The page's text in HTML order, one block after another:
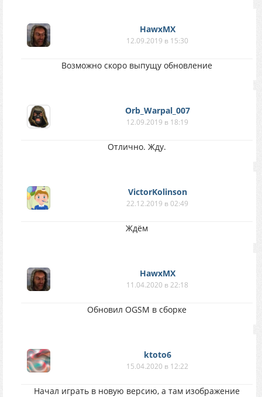
HawxMX
12.09.2019 в 15:30
Возможно скоро выпущу обновление
Orb_Warpal_007
12.09.2019 в 18:19
Отлично. Жду.
VictorKolinson
22.12.2019 в 02:49
Ждём
HawxMX
11.04.2020 в 22:18
Обновил OGSM в сборке
ktoto6
15.04.2020 в 12:22
Начал играть в новую версию, а там изображение